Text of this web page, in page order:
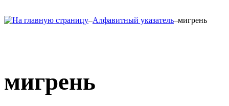
–Алфавитный указатель–мигрень
мигрень